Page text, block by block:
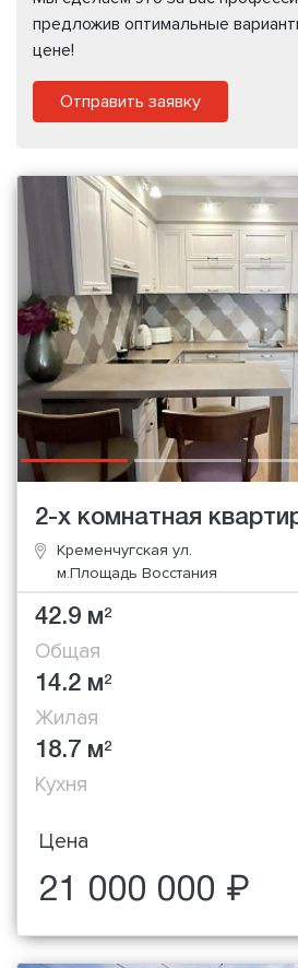
предложив оптимальные
цене!
Отправить заявку
2-х комнатная
Кременчугская ул.
м.Площадь Восстания
42.9 м2
Общая
14.2 м2
Жилая
18.7 м2
Кухня
Цена
21 000 000 ₽